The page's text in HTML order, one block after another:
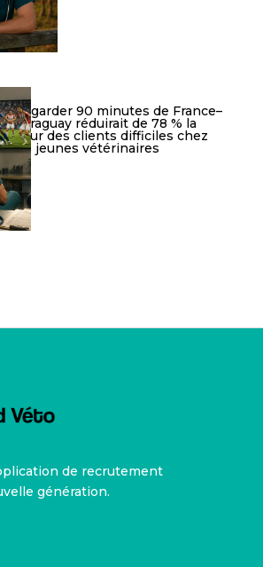
Regarder 90 minutes de France–
Paraguay réduirait de 78 % la
peur des clients difficiles chez
les jeunes vétérinaires
de recrutement
génération.